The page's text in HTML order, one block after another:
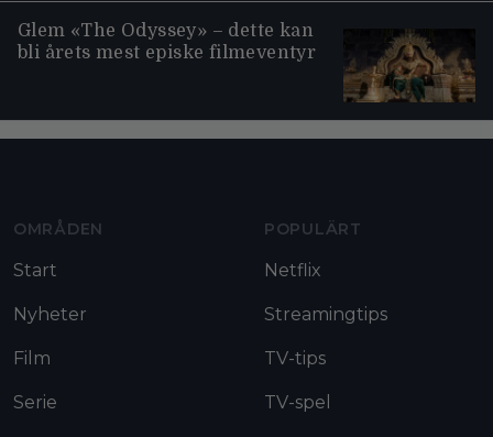
Glem «The Odyssey» – dette kan
bli årets mest episke filmeventyr
OMRÅDEN
Start
Nyheter
Film
Serie
POPULÄRT
Netflix
Streamingtips
TV-tips
TV-spel